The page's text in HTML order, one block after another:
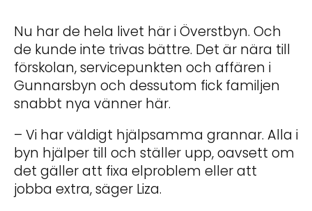
Nu har de hela livet här i Överstbyn. Och
de kunde inte trivas bättre. Det är nära till
förskolan, servicepunkten och affären i
Gunnarsbyn och dessutom fick familjen
snabbt nya vänner här.
– Vi har väldigt hjälpsamma grannar. Alla i
byn hjälper till och ställer upp, oavsett om
det gäller att fixa elproblem eller att
jobba extra, säger Liza.